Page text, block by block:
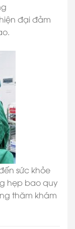
đại đảm
sức khỏe
hẹp bao quy
thăm khám